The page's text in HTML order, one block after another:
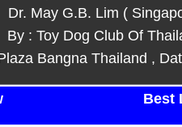
Dr. May G.B. Lim (
By : Toy Dog Club Of
Bangna Thailand ,
Best